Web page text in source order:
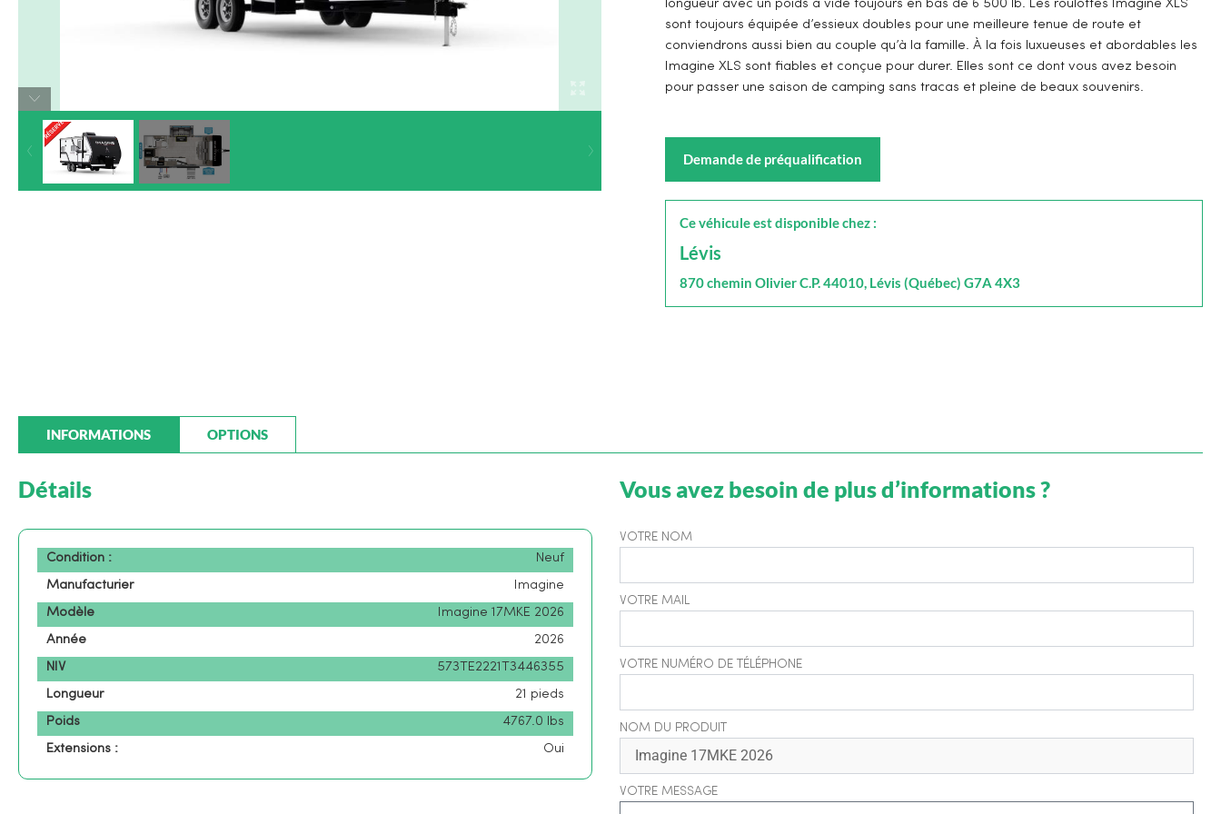
longueur avec un poids à vide toujours en bas de 6 500 lb. Les roulottes Imagine XLS
sont toujours équipée d’essieux doubles pour une meilleure tenue de route et
conviendrons aussi bien au couple qu’à la famille. À la fois luxueuses et abordables les
Imagine XLS sont fiables et conçue pour durer. Elles sont ce dont vous avez besoin
pour passer une saison de camping sans tracas et pleine de beaux souvenirs.
Demande de préqualification
Ce véhicule est disponible chez :
Lévis
870 chemin Olivier C.P. 44010, Lévis (Québec) G7A 4X3
INFORMATIONS OPTIONS
Détails
Condition :
Neuf
Manufacturier
Imagine
Modèle
Imagine 17MKE 2026
Année
2026
NIV
573TE2221T3446355
Longueur
21 pieds
Poids
4767.0 lbs
Extensions :
Oui
Vous avez besoin de plus d’informations ?
VOTRE NOM
VOTRE MAIL
VOTRE NUMÉRO DE TÉLÉPHONE
NOM DU PRODUIT
VOTRE MESSAGE